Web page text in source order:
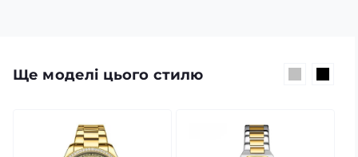
Ще моделі цього стилю